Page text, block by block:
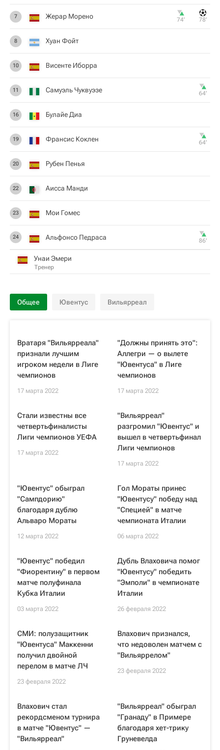
7 Жерар Морено 74‎’‎ 78‎’‎
8 Хуан Фойт
10 Висенте Иборра
11 Самуэль Чуквуэзе 64‎’‎
16 Булайе Диа
19 Франсис Коклен 64‎’‎
20 Рубен Пенья
22 Аисса Манди
23 Мои Гомес
24 Альфонсо Педраса 86‎’‎
Унаи Эмери
Тренер
Общее Ювентус Вильярреал
Вратаря "Вильярреала"
признали лучшим
игроком недели в Лиге
чемпионов
17 марта 2022
"Должны принять это":
Аллегри — о вылете
"Ювентуса" в Лиге
чемпионов
17 марта 2022
Стали известны все
четвертьфиналисты
Лиги чемпионов УЕФА
17 марта 2022
"Вильярреал"
разгромил "Ювентус" и
вышел в четвертьфинал
Лиги чемпионов
17 марта 2022
"Ювентус" обыграл
"Сампдорию"
благодаря дублю
Альваро Мораты
12 марта 2022
Гол Мораты принес
"Ювентусу" победу над
"Специей" в матче
чемпионата Италии
06 марта 2022
"Ювентус" победил
"Фиорентину" в первом
матче полуфинала
Кубка Италии
03 марта 2022
Дубль Влаховича помог
"Ювентусу" победить
"Эмполи" в чемпионате
Италии
26 февраля 2022
СМИ: полузащитник
"Ювентуса" Маккенни
получил двойной
перелом в матче ЛЧ
23 февраля 2022
Влахович признался,
что недоволен матчем с
"Вильяррелом"
23 февраля 2022
Влахович стал
рекордсменом турнира
в матче "Ювентус" —
"Вильярреал"
"Вильярреал" обыграл
"Гранаду" в Примере
благодаря хет-трику
Груневелда